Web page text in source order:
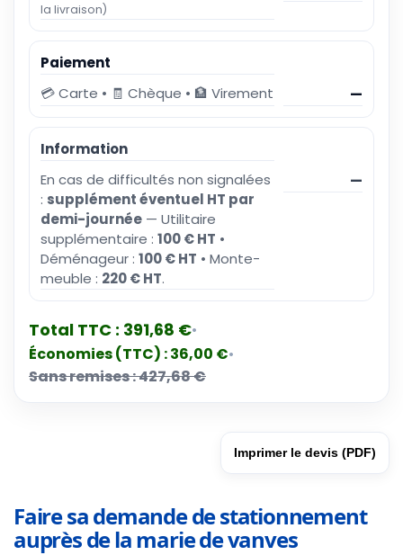
la livraison)
Paiement
💳 Carte • 🧾 Chèque • 🏦 Virement
—
Information
En cas de difficultés non signalées
: supplément éventuel HT par
demi-journée — Utilitaire
supplémentaire : 100 € HT •
Déménageur : 100 € HT • Monte-
meuble : 220 € HT.
—
Total TTC : 391,68 €•
Économies (TTC) :36,00 €•
Sans remises :427,68 €
Imprimer le devis (PDF)
Faire sa demande de stationnement
auprès de la marie de vanves